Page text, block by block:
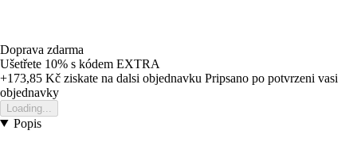
Doprava zdarma
Ušetřete 10% s kódem EXTRA
+173,85 Kč ziskate na dalsi objednavku Pripsano po potvrzeni vasi
objednavky
Loading...
Popis